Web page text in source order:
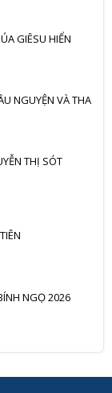
GIÊSU HIỂN
NGUYỆN VÀ THA
THỊ SÓT
NGỌ 2026